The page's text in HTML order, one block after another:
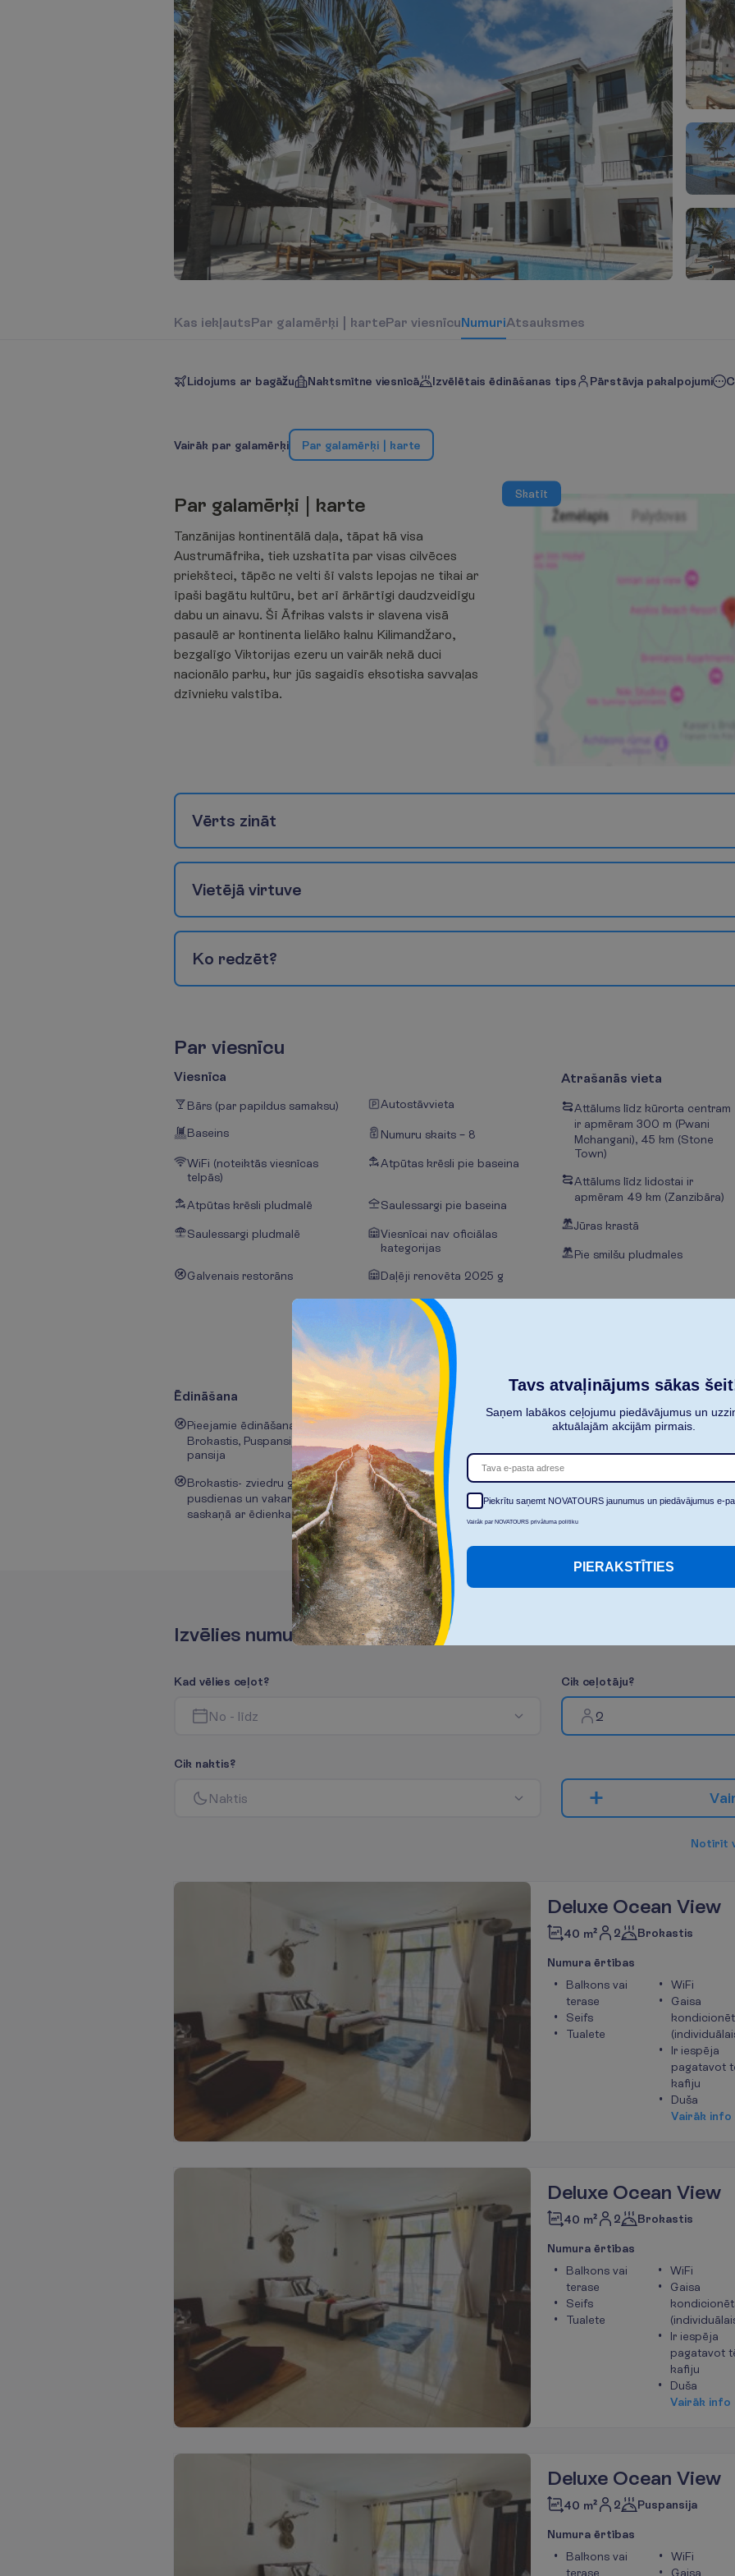
Kas iekļautsPar galamērķi kartePar viesnīcuNumuriAtsauksmes
Lidojums ar bagāžu Naktsmītne viesnīcā Izvēlētais ēdināšanas tips Pārstāvja pakalpojumi
Vairāk par galamērķi Par galamērķi karte
Par galamērķi karte
Tanzānijas kontinentālā daļa, tāpat kā visa
Austrumāfrika, tiek uzskatīta par visas cilvēces
priekšteci, tāpēc ne velti šī valsts lepojas ne tikai ar
īpaši bagātu kultūru, bet arī ārkārtīgi daudzveidīgu
dabu un ainavu. Šī Āfrikas valsts ir slavena visā
pasaulē ar kontinenta lielāko kalnu Kilimandžaro,
bezgalīgo Viktorijas ezeru un vairāk nekā duci
nacionālo parku, kur jūs sagaidīs eksotiska savvaļas
dzīvnieku valstība.
Skatīt
Vērts zināt
Vietējā virtuve
Ko redzēt?
Par viesnīcu
Viesnīca
Bārs (par papildus samaksu) Autostāvvieta
Baseins Numuru skaits – 8
WiFi (noteiktās viesnīcas
telpās)
Atpūtas krēsli pie baseina
Atpūtas krēsli pludmalē Saulessargi pie baseina
Saulessargi pludmalē
Viesnīcai nav oficiālas
kategorijas
Galvenais restorāns Daļēji renovēta 2025 g
Atrašanās vieta
Attālums līdz kūrorta centram
ir apmēram 300 m (Pwani
Mchangani), 45 km (Stone
Town)
Attālums līdz lidostai ir
apmēram 49 km (Zanzibāra)
Jūras krastā
Pie smilšu pludmales
Ēdināšana
Pieejamie ēdināšanas tipi:
Brokastis, Puspansija, Pilna
pansija
Brokastis- zviedru galds,
pusdienas un vakariņas
saskaņā ar ēdienkarti
Izvēlies numuriņu
Kad vēlies ceļot?
No - līdz
Cik ceļotāju?
2
Cik naktis?
Naktis Vai
Notīrīt
Deluxe Ocean View
40 m² 2 Brokastis
Numura ērtības
Balkons vai
terase
Seifs
Tualete
WiFi
Gaisa
Ir iespēja
pagatavot
kafiju
Duša
Vairāk info
Deluxe Ocean View
40 m² 2 Brokastis
Numura ērtības
Balkons vai
terase
Seifs
Tualete
WiFi
Gaisa
Ir iespēja
pagatavot
kafiju
Duša
Vairāk info
Deluxe Ocean View
40 m² 2 Puspansija
Numura ērtības
Balkons vai
terase
WiFi
Gaisa
Tavs atvaļinājums sākas
Saņem labākos ceļojumu piedāvājumus un
aktuālajām akcijām pirmais.
Piekrītu saņemt NOVATOURS jaunumus un piedāvājumus e-
Vairāk par NOVATOURS privātuma politiku
PIERAKSTĪTIES